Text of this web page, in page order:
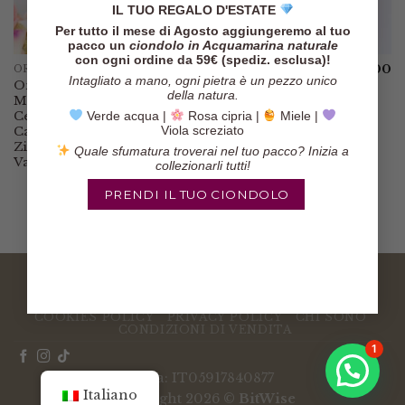
IL TUO REGALO D'ESTATE
Per tutto il mese di Agosto aggiungeremo al tuo
pacco un ciondolo in Acquamarina naturale
con ogni ordine da 59€ (spediz. esclusa)!
Intagliato a mano, ogni pietra è un pezzo unico
della natura.
Verde acqua |
Rosa cipria |
Miele |
Viola screziato
Quale sfumatura troverai nel tuo pacco? Inizia a
collezionarli tutti!
PRENDI IL TUO CIONDOLO
ORECCHINI
Orecchini
Mattonelle in
Ceramica
Carretto Paladini
Zirconi Blu 2
Varianti
€49.00 ORECCHINI
Orecchini
Mattonelle in
Ceramica Fico
Limoni Zirconi 3
Varianti
49.00
COOKIES POLICY PRIVACY POLICY
CHI SONO
CONDIZIONI DI VENDITA
P.Iva: IT05917840877
Copyright 2026 © BitWise
Italiano
1